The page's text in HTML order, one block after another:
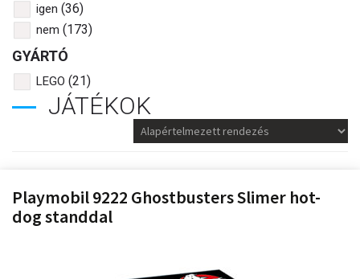
igen (36)
nem (173)
GYÁRTÓ
LEGO (21)
JÁTÉKOK
Playmobil 9222 Ghostbusters Slimer hot-
dog standdal